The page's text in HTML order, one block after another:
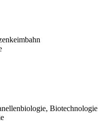
Biotechnologie